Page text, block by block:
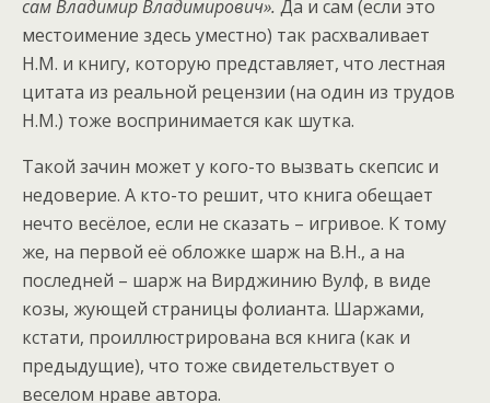
сам Владимир Владимирович». Да и сам (если это
местоимение здесь уместно) так расхваливает
Н.М. и книгу, которую представляет, что лестная
цитата из реальной рецензии (на один из трудов
Н.М.) тоже воспринимается как шутка.
Такой зачин может у кого-то вызвать скепсис и
недоверие. А кто-то решит, что книга обещает
нечто весёлое, если не сказать – игривое. К тому
же, на первой её обложке шарж на В.Н., а на
последней – шарж на Вирджинию Вулф, в виде
козы, жующей страницы фолианта. Шаржами,
кстати, проиллюстрирована вся книга (как и
предыдущие), что тоже свидетельствует о
веселом нраве автора.